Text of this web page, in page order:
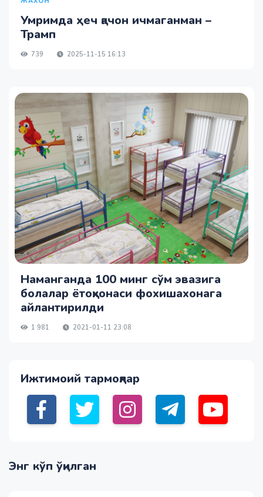
Умримда ҳеч қачон ичмаганман –
Трамп
739 2025-11-15 16:13
Наманганда 100 минг сўм эвазига
болалар ётоқхонаси фохишахонага
айлантирилди
1 981 2021-01-11 23:08
Ижтимоий тармоқлар
Энг кўп ўқилган